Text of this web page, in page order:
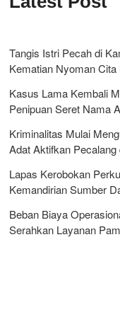
Tangis Istri Pecah di
Kematian Nyoman
Kasus Lama Kembali
Penipuan Seret Nama
Kriminalitas Mulai
Adat Aktifkan
Lapas Kerobokan
Kemandirian Sumber
Beban Biaya
Serahkan Layanan